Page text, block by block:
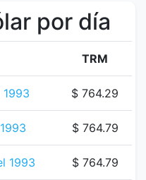
por día
TRM
$ 764.29
$ 764.79
1993 $ 764.79